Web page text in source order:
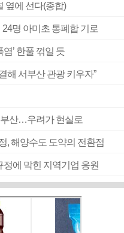
옆에 선다(종합)
명 아미초 통폐합 기로
’ 한풀 꺾일 듯
해 서부산 관광 키우자”
부산…우려가 현실로
, 해양수도 도약의 전환점
에 막힌 지역기업 응원